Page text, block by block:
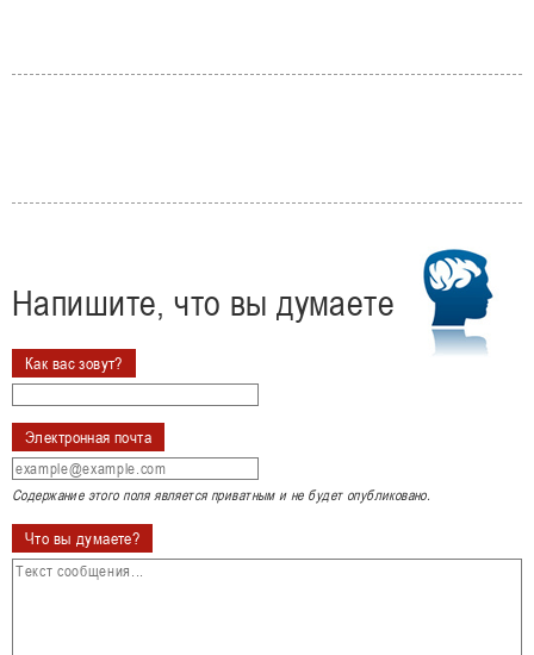
Напишите, что вы думаете
Как вас зовут?
Электронная почта
Содержание этого поля является приватным и не будет опубликовано.
Что вы думаете?